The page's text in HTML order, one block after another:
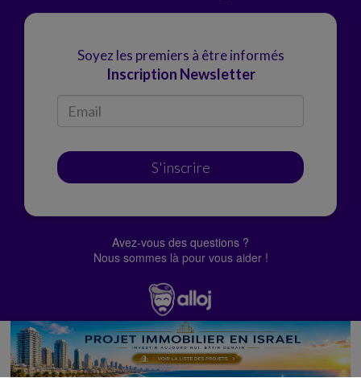
Soyez les premiers à être informés
Inscription Newsletter
S'inscrire
Avez-vous des questions ?
Nous sommes là pour vous aider !
© Alloj.2022 Tous droits réservés